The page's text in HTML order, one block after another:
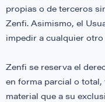
propias o de terceros
Zenfi. Asimismo, el
impedir a cualquier
Zenfi se reserva el
en forma parcial o
material que a su